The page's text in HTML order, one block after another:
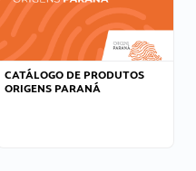
CATÁLOGO DE PRODUTOS
ORIGENS PARANÁ